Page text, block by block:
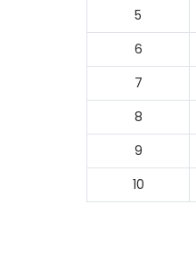
5
6
7
8
9
10